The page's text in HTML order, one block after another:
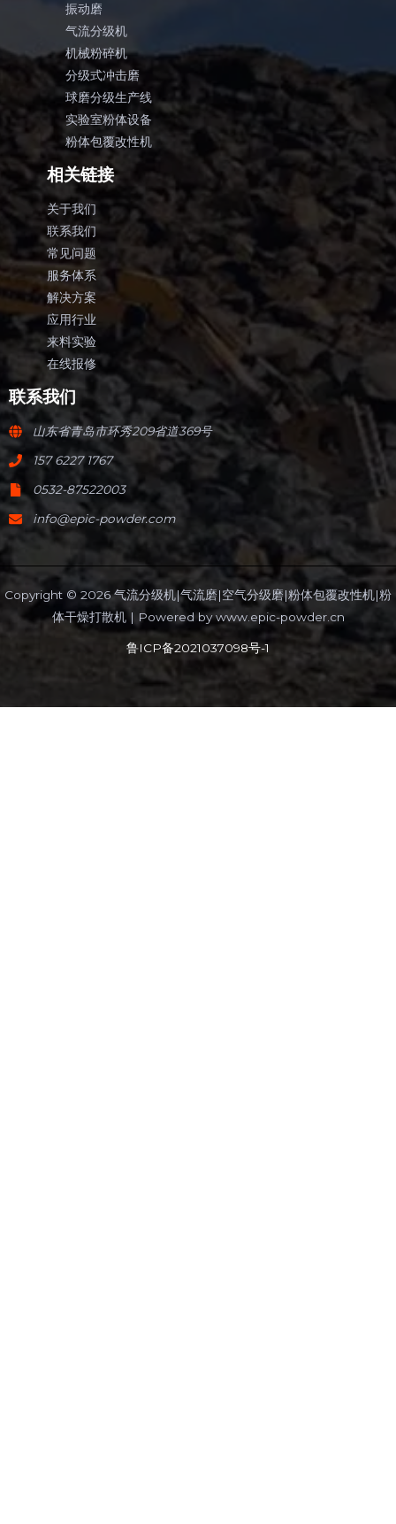
振动磨
气流分级机
机械粉碎机
分级式冲击磨
球磨分级生产线
实验室粉体设备
粉体包覆改性机
相关链接
关于我们
联系我们
常见问题
服务体系
解决方案
应用行业
来料实验
在线报修
联系我们
山东省青岛市环秀209省道369号
157 6227 1767
0532-87522003
info@epic-powder.com
Copyright © 2026 气流分级机|气流磨|空气分级磨|粉体包覆改性机|粉
体干燥打散机 | Powered bywww.epic-powder.cn
鲁ICP备2021037098号-1